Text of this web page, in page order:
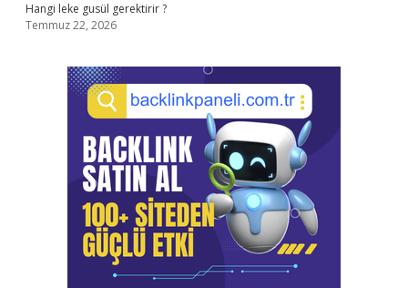
Hangi leke gusül gerektirir ?
Temmuz 22, 2026